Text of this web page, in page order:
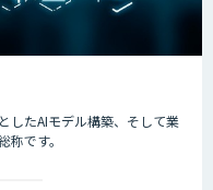
したAIモデル構築、そして業
です。
る今、金融業界では規制や